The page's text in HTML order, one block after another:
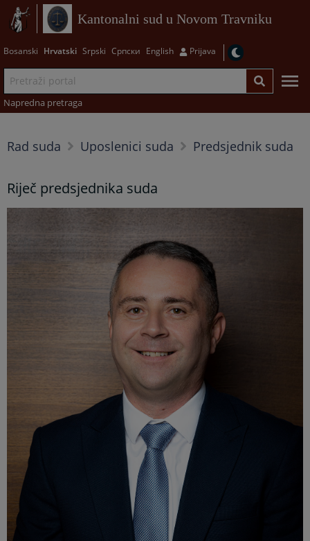
Kantonalni sud u Novom Travniku
Bosanski Hrvatski Srpski Српски English Prijava
Napredna pretraga
Rad suda Uposlenici suda Predsjednik suda
Riječ predsjednika suda